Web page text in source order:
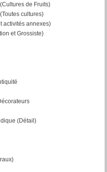
de Fruits)
cultures)
activités annexes)
et Grossiste)
(Détail)